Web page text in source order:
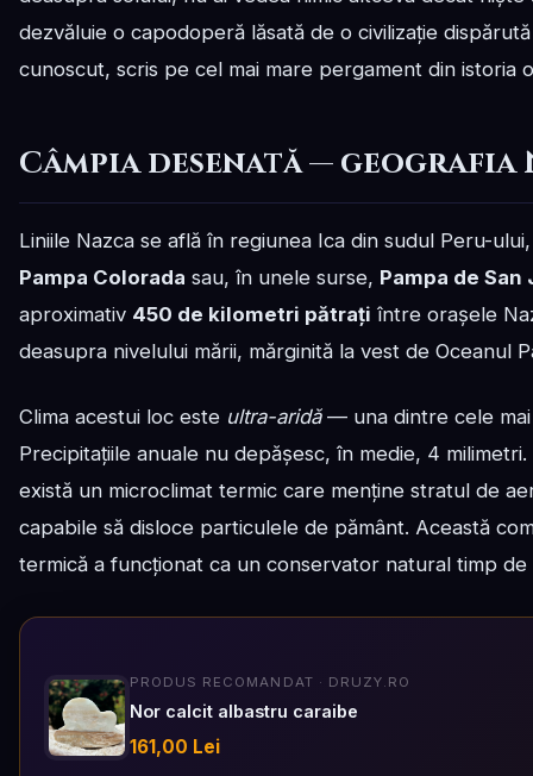
dezvăluie o capodoperă lăsată de o civilizație
cunoscut, scris pe cel mai mare pergament din istoria
Câmpia desenată — geografia
Liniile Nazca se află în regiunea Ica din sudul Peru-
Pampa Colorada sau, în unele surse, Pampa de San
aproximativ 450 de kilometri pătrați între orașele
deasupra nivelului mării, mărginită la vest de Oceanul
Clima acestui loc este ultra-aridă— una dintre cele mai
Precipitațiile anuale nu depășesc, în medie, 4
există un microclimat termic care menține stratul de
capabile să disloce particulele de pământ. Această
termică a funcționat ca un conservator natural timp de
PRODUS RECOMANDAT · DRUZY.RO
Nor calcit albastru caraibe
161,00 Lei